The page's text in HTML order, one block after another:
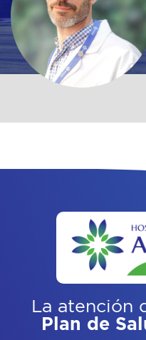
La atención
Plan de